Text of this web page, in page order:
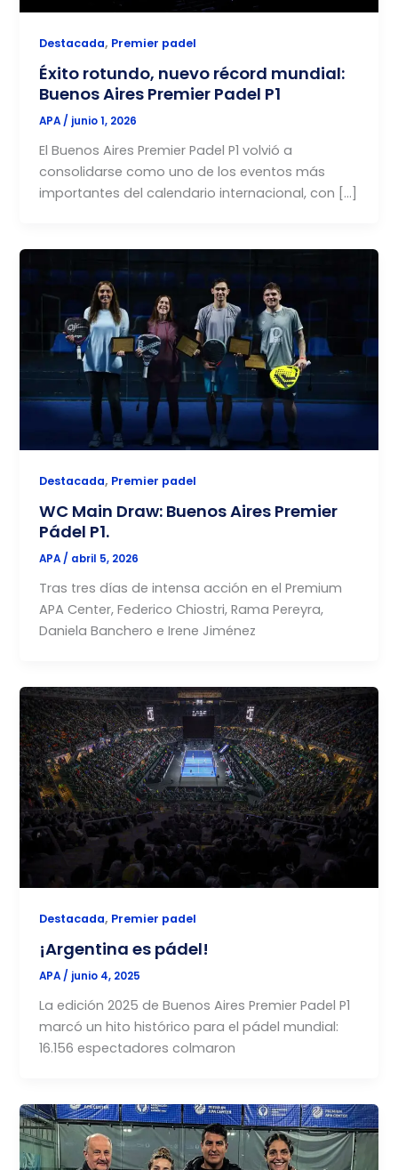
Destacada, Premier padel
Éxito rotundo, nuevo récord mundial:
Buenos Aires Premier Padel P1
APA/ junio 1, 2026
El Buenos Aires Premier Padel P1 volvió a
consolidarse como uno de los eventos más
importantes del calendario internacional, con […]
Destacada, Premier padel
WC Main Draw: Buenos Aires Premier
Pádel P1.
APA/ abril 5, 2026
Tras tres días de intensa acción en el Premium
APA Center, Federico Chiostri, Rama Pereyra,
Daniela Banchero e Irene Jiménez
Destacada, Premier padel
¡Argentina es pádel!
APA/ junio 4, 2025
La edición 2025 de Buenos Aires Premier Padel P1
marcó un hito histórico para el pádel mundial:
16.156 espectadores colmaron